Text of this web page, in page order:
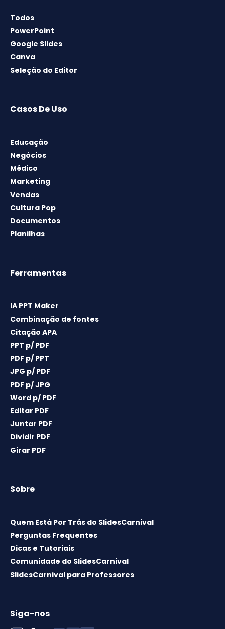
Todos
PowerPoint
Google Slides
Canva
Seleção do Editor
Casos De Uso
Educação
Negócios
Médico
Marketing
Vendas
Cultura Pop
Documentos
Planilhas
Ferramentas
IA PPT Maker
Combinação de fontes
Citação APA
PPT p/ PDF
PDF p/ PPT
JPG p/ PDF
PDF p/ JPG
Word p/ PDF
Editar PDF
Juntar PDF
Dividir PDF
Girar PDF
Sobre
Quem Está Por Trás do SlidesCarnival
Perguntas Frequentes
Dicas e Tutoriais
Comunidade do SlidesCarnival
SlidesCarnival para Professores
Siga-nos